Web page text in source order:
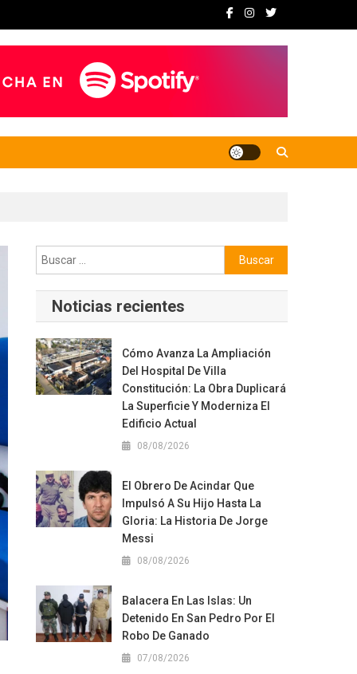
Buscar:
Noticias recientes
Cómo Avanza La Ampliación
Del Hospital De Villa
Constitución: La Obra Duplicará
La Superficie Y Moderniza El
Edificio Actual
08/08/2026
El Obrero De Acindar Que
Impulsó A Su Hijo Hasta La
Gloria: La Historia De Jorge
Messi
08/08/2026
Balacera En Las Islas: Un
Detenido En San Pedro Por El
Robo De Ganado
07/08/2026